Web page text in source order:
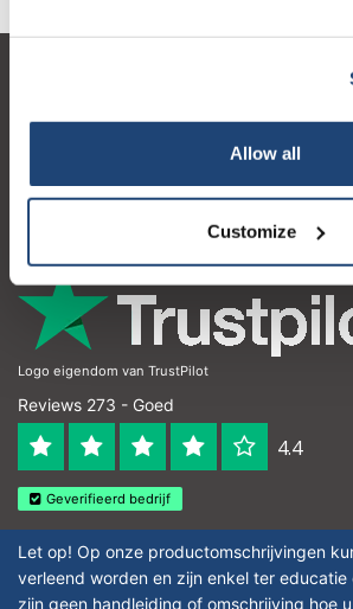
Allow all
Customize
Contactgegevens
Logo eigendom van TrustPilot
Reviews 273 - Goed
4.4
Geverifieerd bedrijf
Let op! Op onze productomschrijvingen
verleend worden en zijn enkel ter educatie
zijn geen handleiding of omschrijving hoe